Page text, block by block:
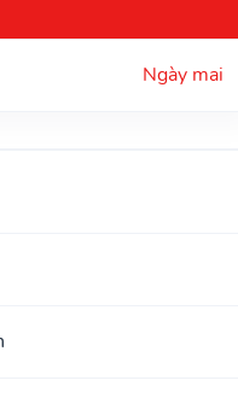
Ngày mai